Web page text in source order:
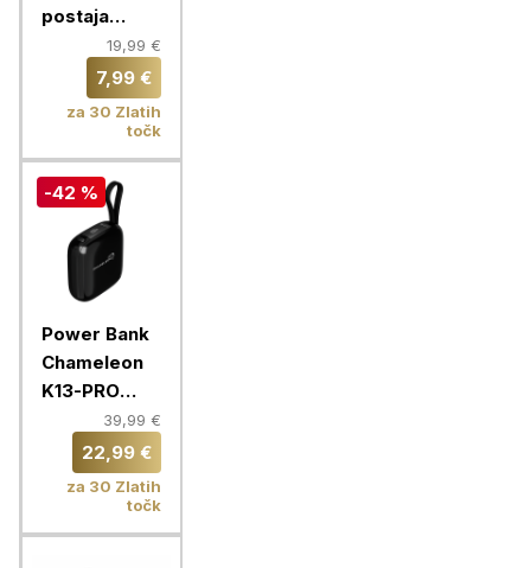
postaja
RIVACASE,
brezžični
polnilec
VA4915 BL3
QC Fast
19,99 €
7,99 €
za 30 Zlatih
točk
-42 %
Power Bank
Chameleon
K13-PRO
10000mAh
39,99 €
22,99 €
za 30 Zlatih
točk